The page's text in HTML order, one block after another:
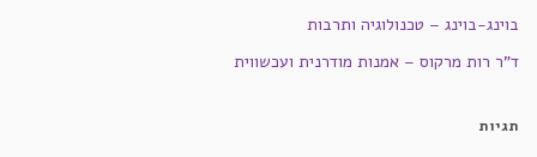
בוינג-בוינג – טכנולוגיה ותרבות
ד"ר רות מרקוס – אמנות מודרנית ועכשווית
תגיות